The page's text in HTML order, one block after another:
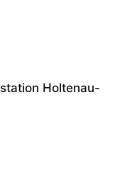
Holtenau-